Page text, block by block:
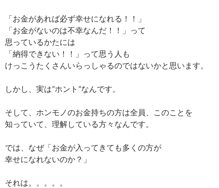
「お金があれば必ず幸せになれる！！」
「お金がないのは不幸なんだ！！」って
思っているかたには
「納得できない！！」って思う人も
けっこうたくさんいらっしゃるのではないかと思います。
しかし、実は”ホント”なんです。
そして、ホンモノのお金持ちの方は全員、このことを
知っていて、理解している方々なんです。
では、なぜ「お金が入ってきても多くの方が
幸せになれないのか？」
それは。。。。。